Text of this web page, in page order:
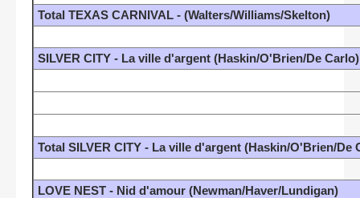
Total TEXAS CARNIVAL - (Walters/Williams/Skelton)
SILVER CITY - La ville d'argent (Haskin/O'Brien/De Carlo)
Total SILVER CITY - La ville d'argent (Haskin/O'Brien/De
LOVE NEST - Nid d'amour (Newman/Haver/Lundigan)